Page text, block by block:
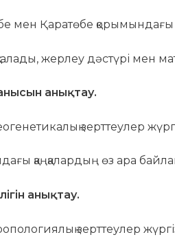
Қаратөбе қорымындағы
жерлеу дәстүрі мен
анықтау.
зерттеулер
қаңқалардың өз ара
анықтау.
зерттеулер